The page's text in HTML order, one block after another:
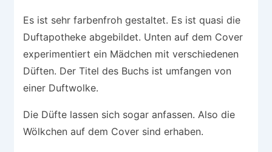
Es ist sehr farbenfroh gestaltet. Es ist quasi die
Duftapotheke abgebildet. Unten auf dem Cover
experimentiert ein Mädchen mit verschiedenen
Düften. Der Titel des Buchs ist umfangen von
einer Duftwolke.
Die Düfte lassen sich sogar anfassen. Also die
Wölkchen auf dem Cover sind erhaben.